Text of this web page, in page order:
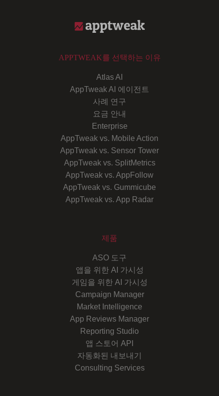
APPTWEAK를 선택하는 이유
Atlas AI
AppTweak AI 에이전트
사례 연구
요금 안내
Enterprise
AppTweak vs. Mobile Action
AppTweak vs. Sensor Tower
AppTweak vs. SplitMetrics
AppTweak vs. AppFollow
AppTweak vs. Gummicube
AppTweak vs. App Radar
제품
ASO 도구
앱을 위한 AI 가시성
게임을 위한 AI 가시성
Campaign Manager
Market Intelligence
App Reviews Manager
Reporting Studio
앱 스토어 API
자동화된 내보내기
Consulting Services